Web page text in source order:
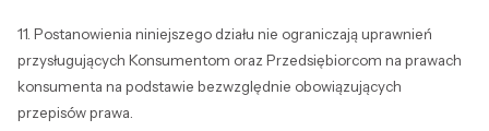
11. Postanowienia niniejszego działu nie ograniczają uprawnień
przysługujących Konsumentom oraz Przedsiębiorcom na prawach
konsumenta na podstawie bezwzględnie obowiązujących
przepisów prawa.